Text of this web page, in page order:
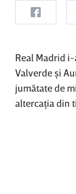
Real Madrid
Valverde şi
jumătate de
altercaţia din